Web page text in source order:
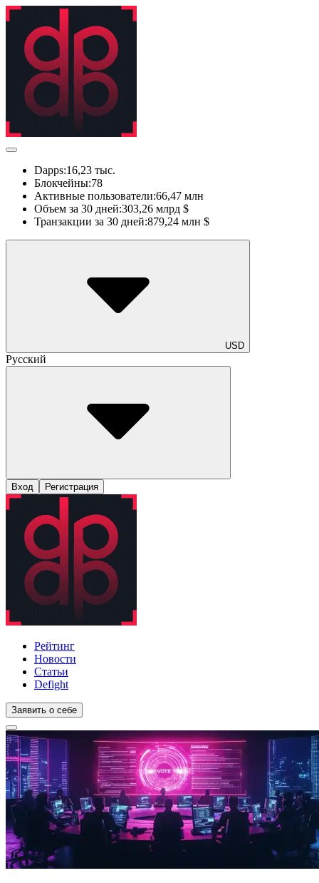
Dapps:16,23 тыс.
Блокчейны:78
Активные пользователи:66,47 млн
Объем за 30 дней:303,26 млрд $
Транзакции за 30 дней:879,24 млн $
USD
Русский
Вход Регистрация
Рейтинг
Новости
Статьи
Defight
Заявить о себе